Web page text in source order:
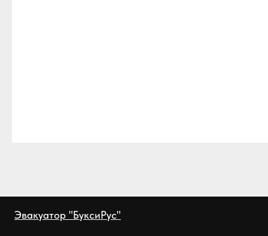
Эвакуатор "БуксиРус"